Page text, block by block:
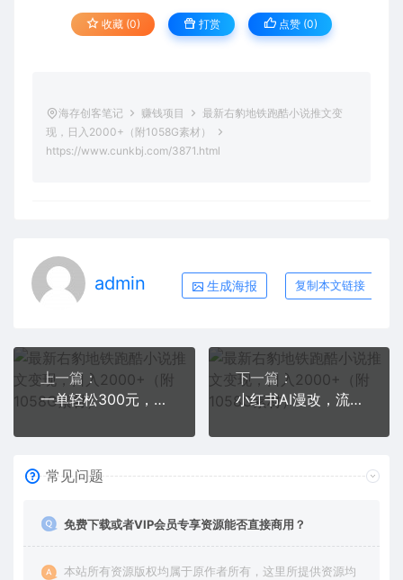
收藏 (0) 打赏 点赞 (0)
海存创客笔记 赚钱项目
最新右豹地铁跑酷小说推文变
现，日入2000+（附1058G素材）
https://www.cunkbj.com/3871.html
admin 生成海报 复制本文链接
上一篇：
一单轻松300元，仅靠复制粘贴，每天操作一个小时，联盟行销保姆级出单教程
下一篇：
小红书AI漫改，流量密码一篇笔记变现1000+
常见问题
免费下载或者VIP会员专享资源能否直接商用？
本站所有资源版权均属于原作者所有，这里所提供资源均